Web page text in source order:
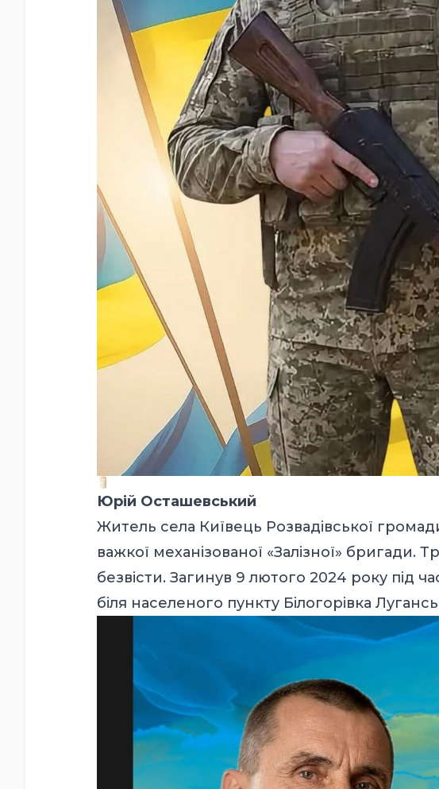
Юрій Осташевський
Житель села Київець Розвадівської
важкої механізованої «Залізної» бригади.
безвісти. Загинув 9 лютого 2024 року під
біля населеного пункту Білогорівка